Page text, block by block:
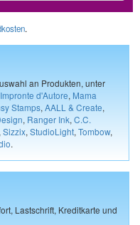
.
an Produkten, unter
Impronte d'Autore, Mama
Stamps, AALL & Create,
, Ranger Ink, C.C.
Sizzix, StudioLight, Tombow,
.
Lastschrift, Kreditkarte und